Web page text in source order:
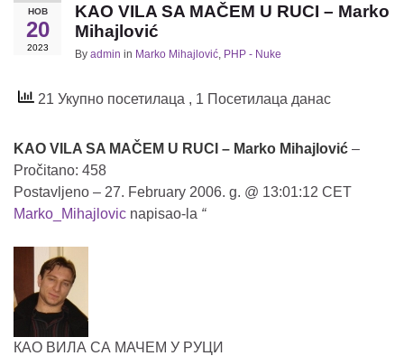
НОВ
20
2023
KAO VILA SA MAČEM U RUCI – Marko
Mihajlović
By admin in Marko Mihajlović, PHP - Nuke
21 Укупно посетилаца , 1 Посетилаца данас
KAO VILA SA MAČEM U RUCI – Marko Mihajlović –
Pročitano: 458
Postavljeno – 27. February 2006. g. @ 13:01:12 CET
Marko_Mihajlovic napisao-la “
КАО ВИЛА СА МАЧЕМ У РУЦИ